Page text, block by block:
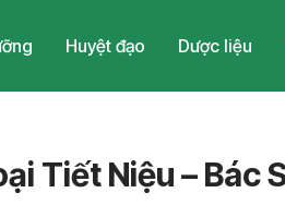
Huyệt đạo Dược liệu
Tiết Niệu – Bác